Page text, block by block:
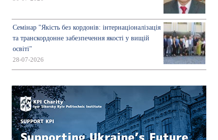
Семінар "Якість без кордонів: інтернаціоналізація
та транскордонне забезпечення якості у вищій
освіті"
28-07-2026